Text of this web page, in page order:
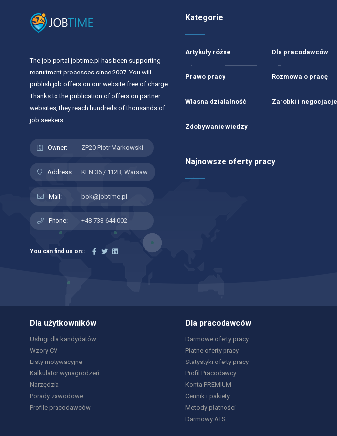
The job portal jobtime.pl has been supporting
recruitment processes since 2007. You will
publish job offers on our website free of charge.
Thanks to the publication of offers on partner
websites, they reach hundreds of thousands of
job seekers.
Owner: ZP20 Piotr Markowski
Address: KEN 36 / 112B, Warsaw
Mail: bok@jobtime.pl
Phone: +48 733 644 002
You can find us on::
Kategorie
Artykuły różne Dla pracodawców
Prawo pracy Rozmowa o pracę
Własna działalność Zarobki i negocjacje
Zdobywanie wiedzy
Najnowsze oferty pracy
Dla użytkowników
Usługi dla kandydatów
Wzory CV
Listy motywacyjne
Kalkulator wynagrodzeń
Narzędzia
Porady zawodowe
Profile pracodawców
Dla pracodawców
Darmowe oferty pracy
Płatne oferty pracy
Statystyki oferty pracy
Profil Pracodawcy
Konta PREMIUM
Cennik i pakiety
Metody płatności
Darmowy ATS